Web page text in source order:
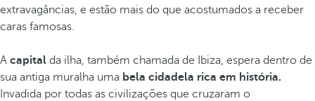
extravagâncias, e estão mais do que acostumados a receber
caras famosas.
A capital da ilha, também chamada de Ibiza, espera dentro de
sua antiga muralha uma bela cidadela rica em história.
Invadida por todas as civilizações que cruzaram o